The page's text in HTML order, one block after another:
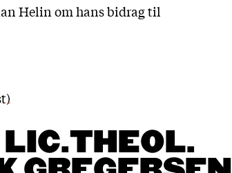
Helin om hans bidrag til